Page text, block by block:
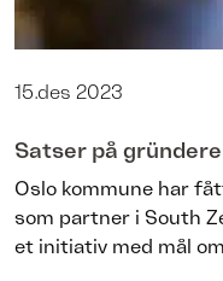
15.des 2023
Satser på gründere
Oslo kommune har
som partner i South
et initiativ med mål